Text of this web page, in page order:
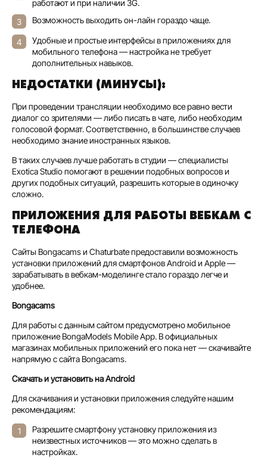
работают и при наличии 3G.
Возможность выходить он-лайн гораздо чаще.
Удобные и простые интерфейсы в приложениях для
мобильного телефона — настройка не требует
дополнительных навыков.
НЕДОСТАТКИ (МИНУСЫ):
При проведении трансляции необходимо все равно вести
диалог со зрителями — либо писать в чате, либо необходим
голосовой формат. Соответственно, в большинстве случаев
необходимо знание иностранных языков.
В таких случаев лучше работать в студии — специалисты
Exotica Studio помогают в решении подобных вопросов и
других подобных ситуаций, разрешить которые в одиночку
сложно.
ПРИЛОЖЕНИЯ ДЛЯ РАБОТЫ ВЕБКАМ С
ТЕЛЕФОНА
Сайты Bongacams и Chaturbate предоставили возможность
установки приложений для смартфонов Android и Apple —
зарабатывать в вебкам-моделинге стало гораздо легче и
удобнее.
Bongacams
Для работы с данным сайтом предусмотрено мобильное
приложение BongaModels Mobile App. В официальных
магазинах мобильных приложений его пока нет — скачивайте
напрямую с сайта Bongacams.
Скачать и установить на Android
Для скачивания и установки приложения следуйте нашим
рекомендациям:
Разрешите смартфону установку приложения из
неизвестных источников — это можно сделать в
настройках.